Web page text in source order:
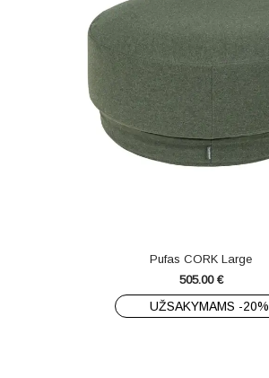
Pufas CORK Large
505.00 €
UŽSAKYMAMS -20%